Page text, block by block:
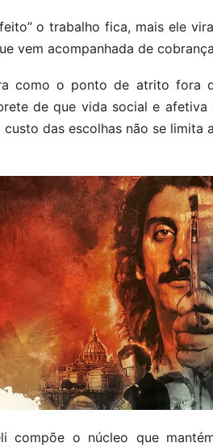
o trabalho fica, mais ele
vem acompanhada de
como o ponto de atrito fora
de que vida social e
das escolhas não se limita
compõe o núcleo que